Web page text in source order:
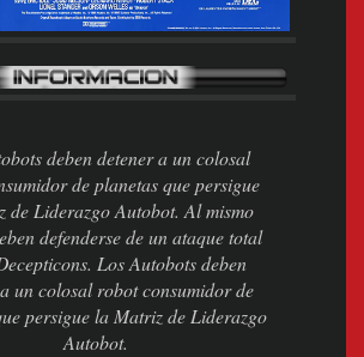
deben detener a un colosal
de planetas que persigue
de Liderazgo Autobot. Al mismo
defenderse de un ataque total
Los Autobots deben
un colosal robot consumidor de
persigue la Matriz de Liderazgo
Autobot.